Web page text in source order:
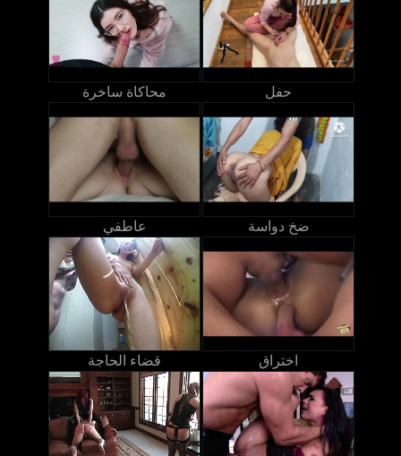
محاكاة ساخرة حفل
عاطفي ضخ دواسة
قضاء الحاجة اختراق